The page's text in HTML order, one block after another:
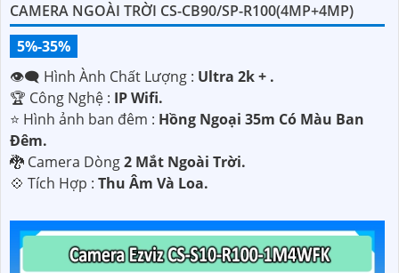
CAMERA NGOÀI TRỜI CS-CB90/SP-R100(4MP+4MP)
5%-35%
👁️‍🗨 Hình Ành Chất Lượng : Ultra 2k + .
🏆 Công Nghệ : IP Wifi.
⭐ Hình ảnh ban đêm : Hồng Ngoại 35m Có Màu Ban
Ðêm.
🐉️ Camera Dòng2 Mắt Ngoài Trời.
️💠 Tích Hợp : Thu Âm Và Loa.